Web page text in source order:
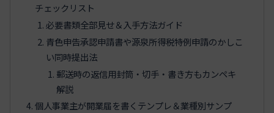
チェックリスト
必要書類全部見せ＆入手方法ガイド
青色申告承認申請書や源泉所得税特例申請のかしこ
い同時提出法
郵送時の返信用封筒・切手・書き方もカンペキ
解説
個人事業主が開業届を書くテンプレ＆業種別サンプ